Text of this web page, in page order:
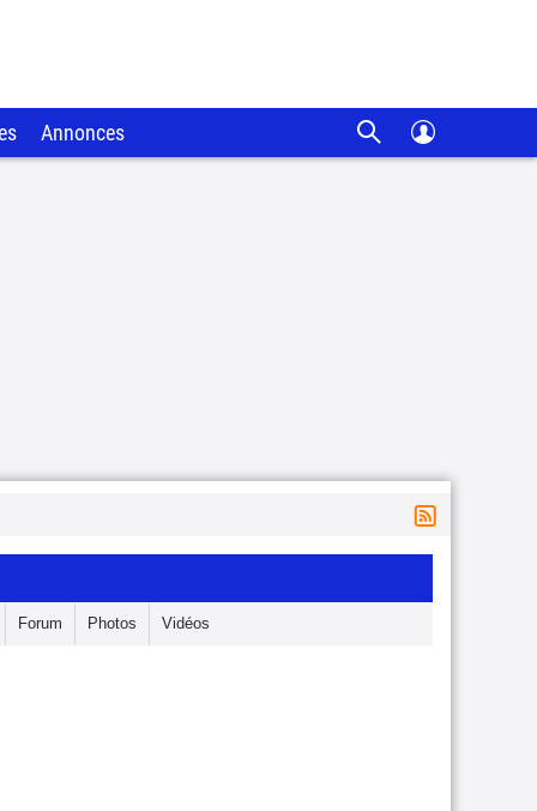
Annonces
Forum Photos Vidéos